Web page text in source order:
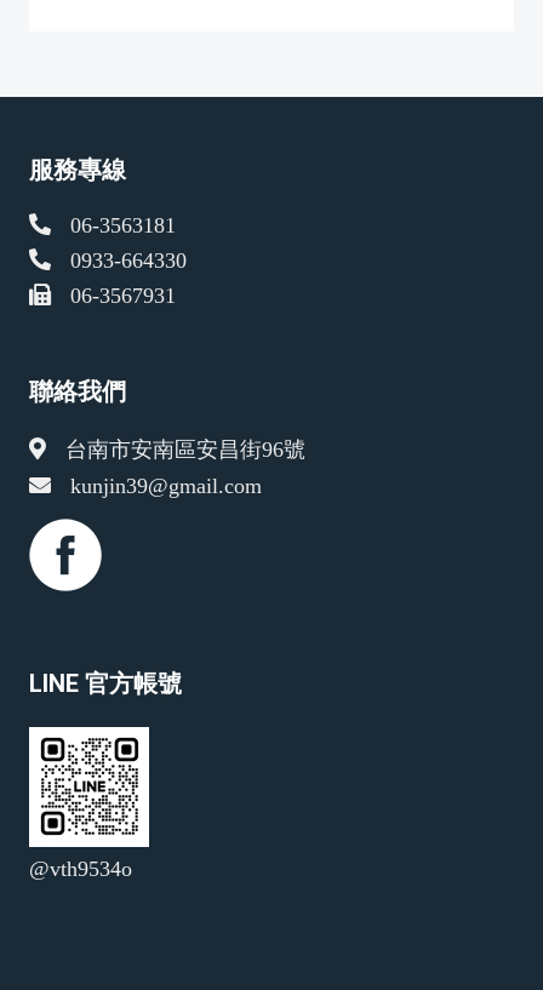
服務專線
06-3563181
0933-664330
06-3567931
聯絡我們
台南市安南區安昌街96號
kunjin39@gmail.com
LINE 官方帳號
@vth9534o